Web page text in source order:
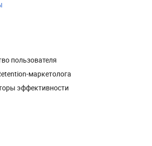
пользователя
маркетолога
эффективности